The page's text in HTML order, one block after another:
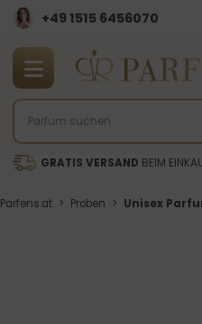
+49 1515 6456070
GRATIS VERSAND BEIM
Parfens.at > Proben > Unisex